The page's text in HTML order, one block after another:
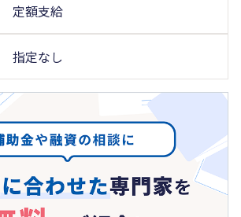
定額支給
指定なし